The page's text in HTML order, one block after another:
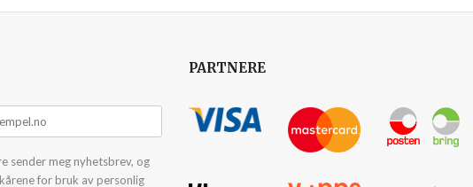
sender meg nyhetsbrev, og
for bruk av personlig
PARTNERE